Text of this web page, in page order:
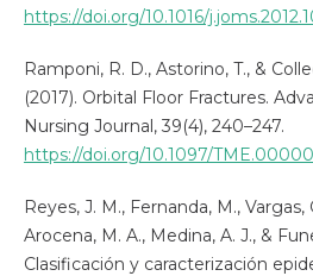
https://doi.org/10.1016/
Ramponi, R. D., Astorino, T., &
(2017). Orbital Floor Fractures.
Nursing Journal, 39(4), 240–247.
https://doi.org/10.1097/
Reyes, J. M., Fernanda, M., Vargas,
Arocena, M. A., Medina, A. J., &
Clasificación y caracterización